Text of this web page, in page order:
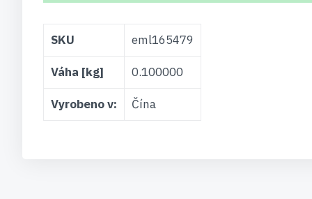
informací
SKU eml165479
Váha [kg] 0.100000
Vyrobeno v: Čína